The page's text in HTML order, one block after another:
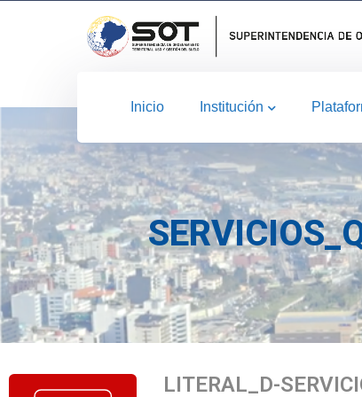
Inicio Institución
LITERAL_D-